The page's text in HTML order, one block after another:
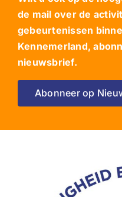
de mail over de
gebeurtenissen
Kennemerland,
nieuwsbrief.
Abonneer op